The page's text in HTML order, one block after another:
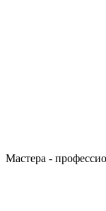
Мастера -